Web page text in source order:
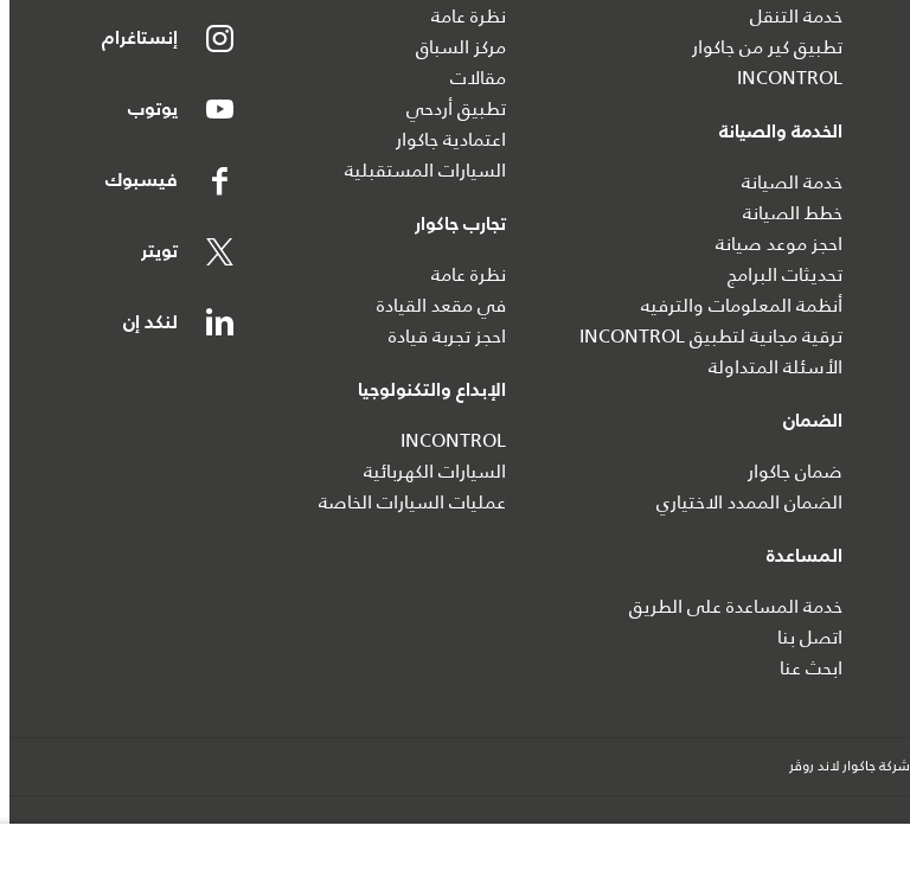
خدمة التنقل
تطبيق كير من جاكوار
INCONTROL
الخدمة والصيانة
خدمة الصيانة
خطط الصيانة
احجز موعد صيانة
تحديثات البرامج
أنظمة المعلومات والترفيه
ترقية مجانية لتطبيق INCONTROL
الأسئلة المتداولة
الضمان
ضمان جاكوار
الضمان الممدد الاختياري
المساعدة
خدمة المساعدة على الطريق
اتصل بنا
ابحث عنا
نظرة عامة
مركز السباق
مقالات
تطبيق أردحي
اعتمادية جاكوار
السيارات المستقبلية
تجارب جاكوار
نظرة عامة
في مقعد القيادة
احجز تجربة قيادة
الإبداع والتكنولوجيا
INCONTROL
السيارات الكهربائية
عمليات السيارات الخاصة
إنستاغرام
يوتوب
فيسبوك
تويتر
لنكد إن
شركة جاكوار لاند روڤر